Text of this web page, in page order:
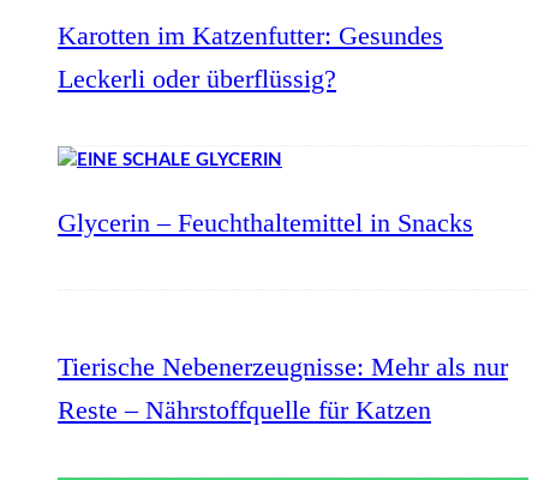
Karotten im Katzenfutter: Gesundes
Leckerli oder überflüssig?
Glycerin – Feuchthaltemittel in Snacks
Tierische Nebenerzeugnisse: Mehr als nur
Reste – Nährstoffquelle für Katzen